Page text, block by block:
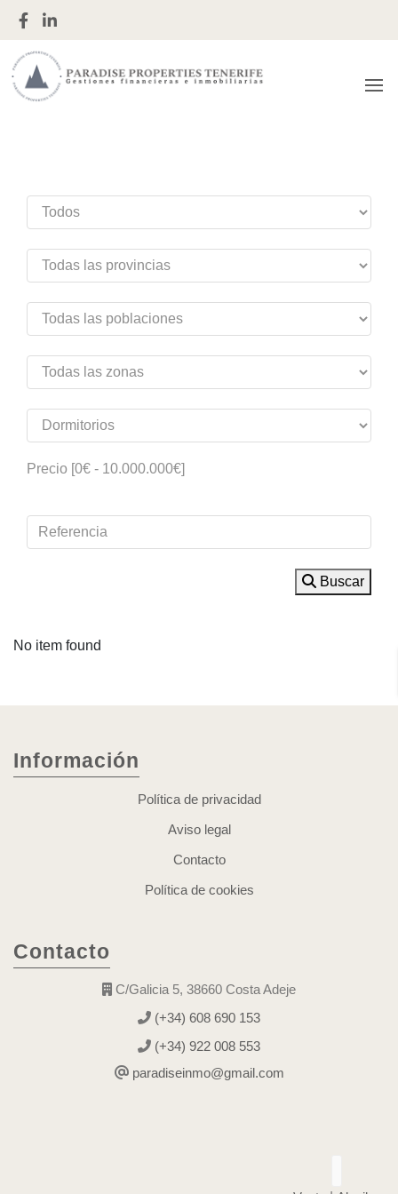
Tenerife
Precio [0€ - 10.000.000€]
Buscar
No item found
Información
Política de privacidad
Aviso legal
Contacto
Política de cookies
Contacto
C/Galicia 5, 38660 Costa Adeje
(+34) 608 690 153
(+34) 922 008 553
paradiseinmo@gmail.com